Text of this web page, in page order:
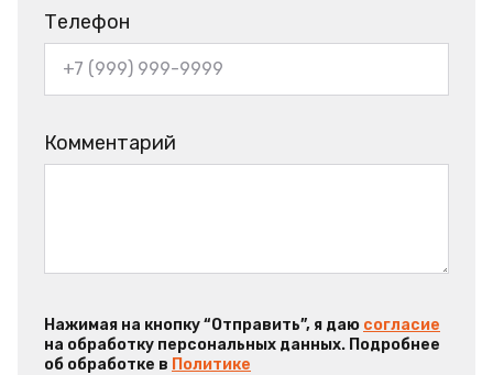
Телефон
Комментарий
Нажимая на кнопку “Отправить”, я даю согласие
на обработку персональных данных. Подробнее
об обработке в Политике